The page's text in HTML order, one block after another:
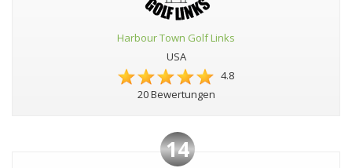
Harbour Town Golf Links
USA
4.8
20 Bewertungen
14